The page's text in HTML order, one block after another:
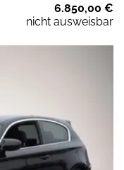
6.850,00 €
nicht ausweisbar